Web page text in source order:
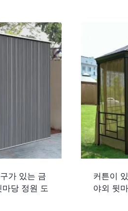
가 있는 금
당 정원 도
커튼이
야외 뒷